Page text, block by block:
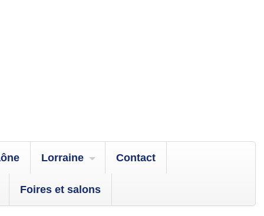
Lorraine Contact
Foires et salons